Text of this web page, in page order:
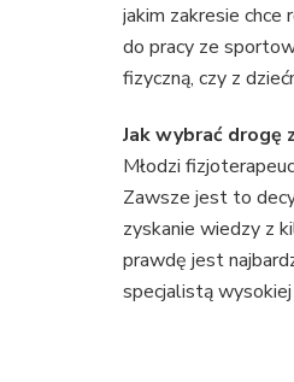
jakim zakresie chce
do pracy ze
fizyczną, czy z
Jak wybrać drogę
Młodzi
Zawsze jest to
zyskanie wiedzy z
prawdę jest
specjalistą wysokiej